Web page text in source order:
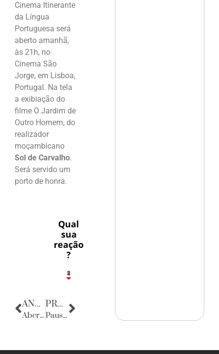
Cinema Itinerante
da Língua
Portuguesa será
aberto amanhã,
às 21h, no
Cinema São
Jorge, em Lisboa,
Portugal. Na tela
a exibiação do
filme O Jardim de
Outro Homem, do
realizador
moçambicano
Sol de Carvalho.
Será servido um
porto de honra.
Qual
sua
reação
?
1
2
8
ANTERIOR
Abertura do mês de Mariano
PRÓXIMA
Pausa Poética